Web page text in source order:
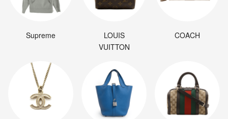
Supreme
LOUIS
VUITTON
COACH